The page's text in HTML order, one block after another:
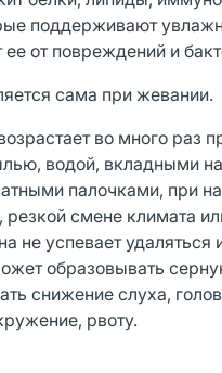
поддерживают
от повреждений и
сама при жевании.
во много раз
водой, вкладными
палочками, при
резкой смене климата
не успевает удаляться
образовывать
снижение слуха,
рвоту.